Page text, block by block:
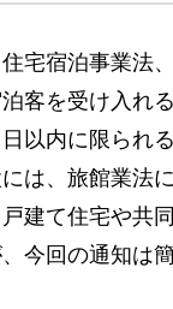
宅宿泊事業法
客を受け入れ
以内に限られる
は、旅館業法
建て住宅や共
今回の通知は